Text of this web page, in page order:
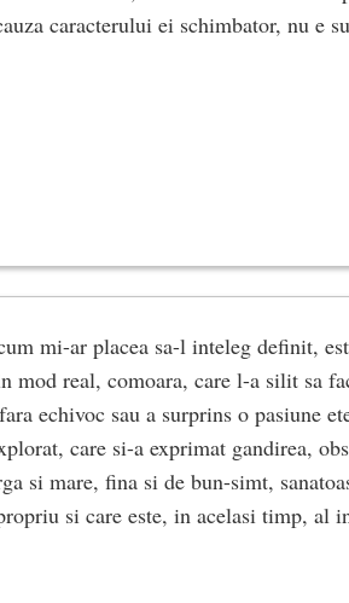
caracterului ei schimbator, nu e
mi-ar placea sa-l inteleg definit,
real, comoara, care l-a silit sa
echivoc sau a surprins o pasiune
care si-a exprimat gandirea,
si mare, fina si de bun-simt,
si care este, in acelasi timp, al